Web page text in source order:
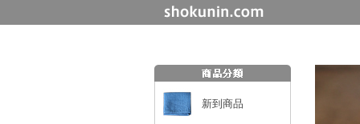
新到商品